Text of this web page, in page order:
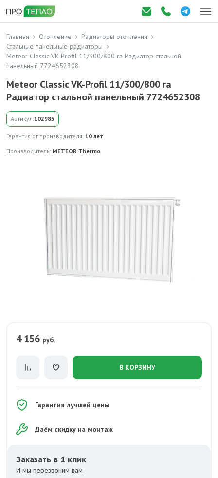
Главная Отопление
Радиаторы отопления
Стальные панельные радиаторы
Meteor Classic VK-Profil 11/300/800 ra Радиатор стальной
панельный 7724652308
Meteor Classic VK-Profil 11/300/800 ra
Радиатор стальной панельный 7724652308
Артикул:102985
Гарантия от производителя: 10 лет
Производитель: METEOR Thermo
4 156 руб.
В КОРЗИНУ
Гарантия лучшей цены
Даём скидку на монтаж
Заказать в 1 клик
И мы перезвоним вам